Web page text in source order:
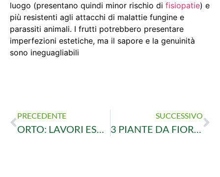
luogo (presentano quindi minor rischio di fisiopatie) e
più resistenti agli attacchi di malattie fungine e
parassiti animali. I frutti potrebbero presentare
imperfezioni estetiche, ma il sapore e la genuinità
sono ineguagliabili
PRECEDENTE
ORTO: LAVORI ESTIVI DA FARE
SUCCESSIVO
3 PIANTE DA FIORE PER RISPARMIARE ACQUA